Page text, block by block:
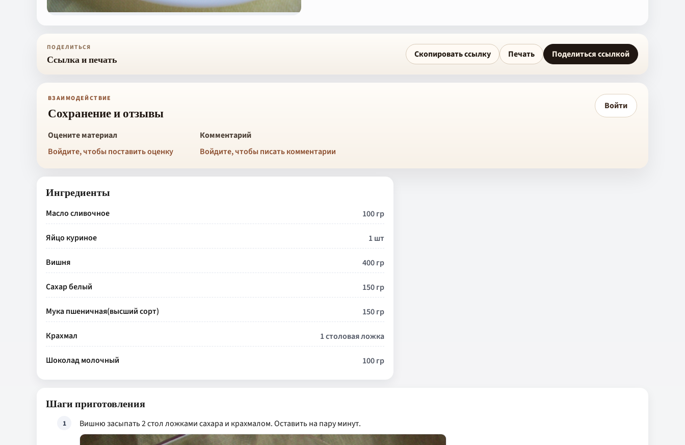
ПОДЕЛИТЬСЯ
Ссылка и печать Скопировать ссылку Печать Поделиться ссылкой
ВЗАИМОДЕЙСТВИЕ
Сохранение и отзывы Войти
Оцените материал
Войдите, чтобы поставить оценку
Комментарий
Войдите, чтобы писать комментарии
Ингредиенты
Масло сливочное 100 гр
Яйцо куриное 1 шт
Вишня 400 гр
Сахар белый 150 гр
Мука пшеничная(высший сорт) 150 гр
Крахмал 1 столовая ложка
Шоколад молочный 100 гр
Шаги приготовления
1 Вишню засыпать 2 стол ложками сахара и крахмалом. Оставить на пару минут.